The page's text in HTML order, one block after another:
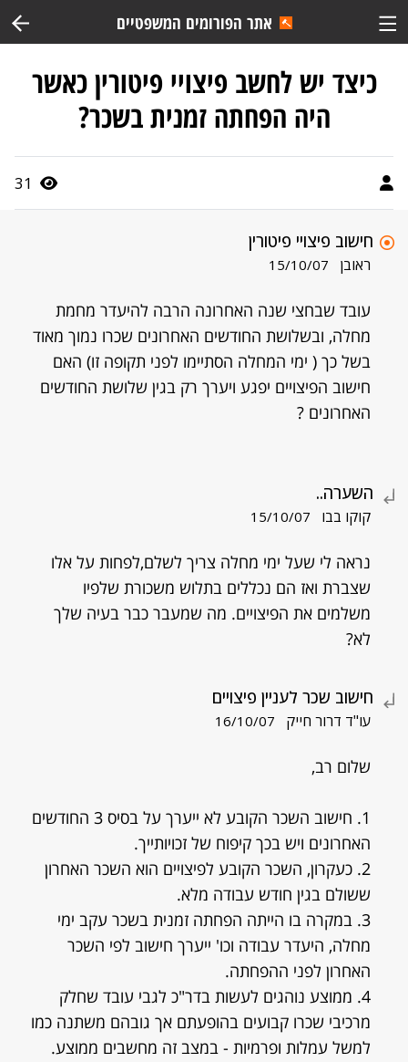
אתר הפורומים המשפטיים
כיצד יש לחשב פיצויי פיטורין כאשר
היה הפחתה זמנית בשכר?
31
חישוב פיצויי פיטורין
ראובן 15/10/07
עובד שבחצי שנה האחרונה הרבה להיעדר מחמת
מחלה, ובשלושת החודשים האחרונים שכרו נמוך מאוד
בשל כך ( ימי המחלה הסתיימו לפני תקופה זו) האם
חישוב הפיצויים יפגע ויערך רק בגין שלושת החודשים
האחרונים ?
השערה..
קוקו בבו 15/10/07
נראה לי שעל ימי מחלה צריך לשלם,לפחות על אלו
שצברת ואז הם נכללים בתלוש משכורת שלפיו
משלמים את הפיצויים. מה שמעבר כבר בעיה שלך
לא?
חישוב שכר לעניין פיצויים
עו"ד דרור חייק 16/10/07
שלום רב,
1. חישוב השכר הקובע לא ייערך על בסיס 3 החודשים
האחרונים ויש בכך קיפוח של זכויותייך.
2. כעקרון, השכר הקובע לפיצויים הוא השכר האחרון
ששולם בגין חודש עבודה מלא.
3. במקרה בו הייתה הפחתה זמנית בשכר עקב ימי
מחלה, היעדר עבודה וכו' ייערך חישוב לפי השכר
האחרון לפני ההפחתה.
4. ממוצע נוהגים לעשות בדר"כ לגבי עובד שחלק
מרכיבי שכרו קבועים בהופעתם אך גובהם משתנה כמו
למשל עמלות ופרמיות - במצב זה מחשבים ממוצע.